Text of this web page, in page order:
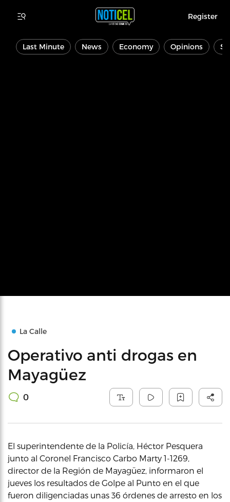
Register
Last Minute News Economy Opinions
La Calle
Operativo anti drogas en
Mayagüez
0
El superintendente de la Policía, Héctor Pesquera
junto al Coronel Francisco Carbo Marty 1-1269,
director de la Región de Mayagüez, informaron el
jueves los resultados de Golpe al Punto en el que
fueron diligenciadas unas 36 órdenes de arresto en los